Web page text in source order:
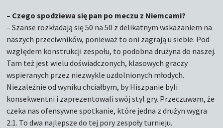
– Czego spodziewa się pan po meczu z Niemcami?
– Szanse rozkładają się 50 na 50 z delikatnym wskazaniem na
naszych przeciwników, ponieważ to oni zagrają u siebie. Pod
względem konstrukcji zespołu, to podobna drużyna do naszej.
Tam też jest wielu doświadczonych, klasowych graczy
wspieranych przez niezwykle uzdolnionych młodych.
Niezależnie od wyniku chciałbym, by Hiszpanie byli
konsekwentni i zaprezentowali swój styl gry. Przeczuwam, że
czeka nas ofensywne spotkanie, które jedna z drużyn wygra
2:1. To dwa najlepsze do tej pory zespoły turnieju.